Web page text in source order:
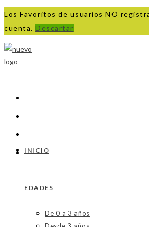
Los Favoritos de usuarios NO
cuenta. Descartar
Ir
al
INICIO
EDADES
De 0 a 3 años